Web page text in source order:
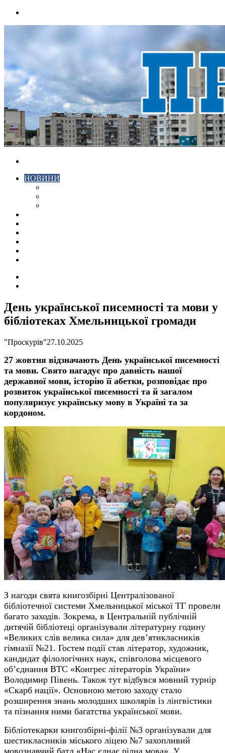
НОВИНИ
День української писемності та мови у
бібліотеках Хмельницької громади
"Проскурів"27.10.2025
27 жовтня відзначають День української писемності
та мови. Свято нагадує про давність нашої
державної мови, історію її абетки, розповідає про
розвиток української писемності та й загалом
популяризує українську мову в Україні та за
кордоном.
З нагоди свята книгозбірні Централізованої
бібліотечної системи Хмельницької міської ТГ провели
багато заходів. Зокрема, в Центральній публічній
дитячій бібліотеці організували літературну годину
«Великих слів велика сила» для дев’ятикласників
гімназії №21. Гостем події став літератор, художник,
кандидат філологічних наук, співголова місцевого
об’єднання ВТС «Конгрес літераторів України»
Володимир Півень. Також тут відбувся мовний турнір
«Скарб нації». Основною метою заходу стало
розширення знань молодших школярів із лінгвістики
та пізнання ними багатства української мови.
Бібліотекарки книгозбірні-філії №3 організували для
шестикласників міського ліцею №7 захопливий
мовознавчий батл «Нас єднає рідна мова». У